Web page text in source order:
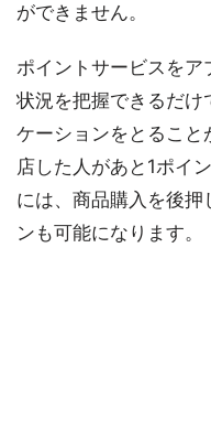
ができません。
ポイントサービスをア
状況を把握できるだけ
ケーションをとるこ
店した人があと1ポイ
には、商品購入を後押
ンも可能になります。